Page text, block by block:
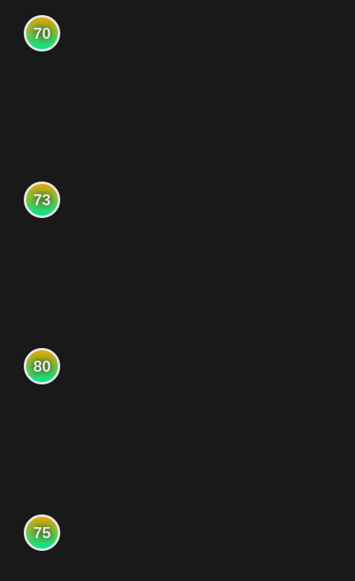
70
73
80
75